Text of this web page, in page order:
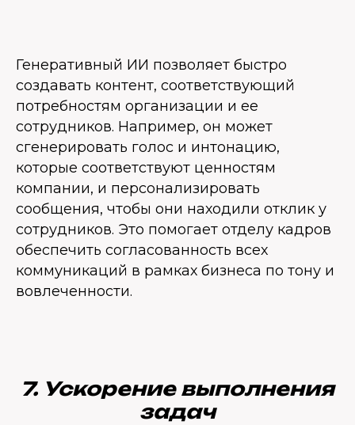
Генеративный ИИ позволяет быстро
создавать контент, соответствующий
потребностям организации и ее
сотрудников. Например, он может
сгенерировать голос и интонацию,
которые соответствуют ценностям
компании, и персонализировать
сообщения, чтобы они находили отклик у
сотрудников. Это помогает отделу кадров
обеспечить согласованность всех
коммуникаций в рамках бизнеса по тону и
вовлеченности.
7. Ускорение выполнения
задач